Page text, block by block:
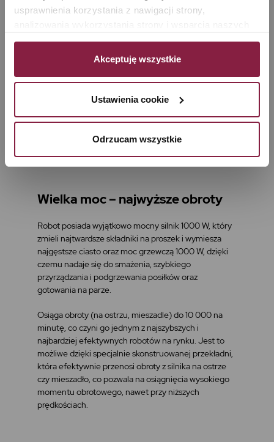
usprawnienia korzystania z nawigacji strony,
działań marketingowych. Możesz też zarządzać nimi
samodzielnie poprzez wybranie opcji „Ustawienia
prywatności. W związku z korzystaniem z cookies w
celu personalizacji reklam i dokonywania pomiarów
Akceptuję wszystkie
Ustawienia cookie
Odrzucam wszystkie
Wielka moc – najwyższe obroty
Robot posiada wyjątkowo mocny silnik 1000 W, który
zmieli najtwardsze składniki na proszek i wymiesza
najgęstsze ciasto oraz moc grzewczą 1000 W, dzięki
czemu nadaje się do smażenia, szybkiego
przyrządzania i podgrzewania posiłków oraz
gotowania na parze.
Osiąga obroty (na ostrzu, mieszadle) do 10 000 na
minutę, co czyni go jednym z najszybszych i
najbardziej efektywnych robotów na rynku. Jest to
możliwe dzięki specjalnie skonstruowanej przekładni,
która efektywnie przenosi obroty z silnika na ostrze
czy mieszadło, co pozwala na osiągnięcia wysokiego
momentu obrotowego, nawet przy niższych
prędkościach.